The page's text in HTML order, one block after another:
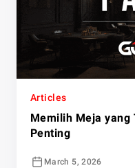
Articles
Memilih Meja yang
Penting
March 5, 2026